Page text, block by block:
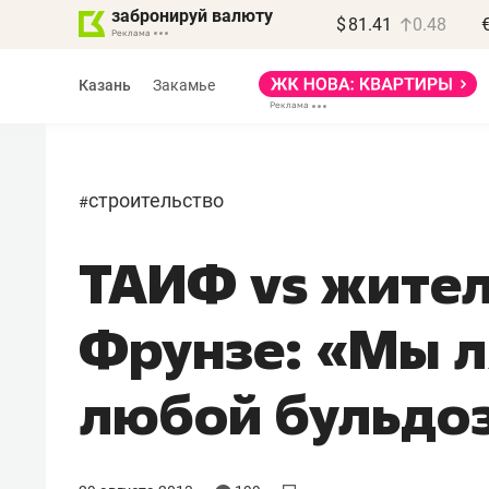
забронируй валюту $ 81.41 0.48
Казань Закамье
#строительство
ТАИФ vs
Фрунзе: «Мы
любой